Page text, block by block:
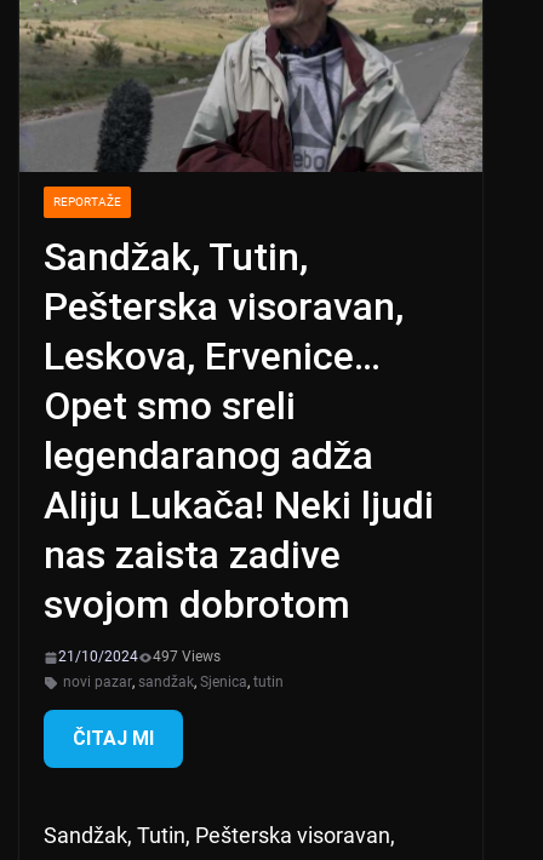
REPORTAŽE
Sandžak, Tutin,
Pešterska visoravan,
Leskova, Ervenice…
Opet smo sreli
legendaranog adža
Aliju Lukača! Neki ljudi
nas zaista zadive
svojom dobrotom
21/10/2024
497 Views
novi pazar, sandžak, Sjenica, tutin
ČITAJ MI
Sandžak, Tutin, Pešterska visoravan,